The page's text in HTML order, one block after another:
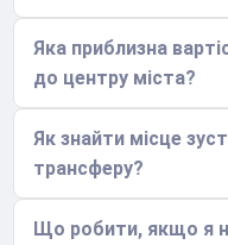
Яка приблизна
до центру міста?
Як знайти місце
трансферу?
Що робити, якщо я